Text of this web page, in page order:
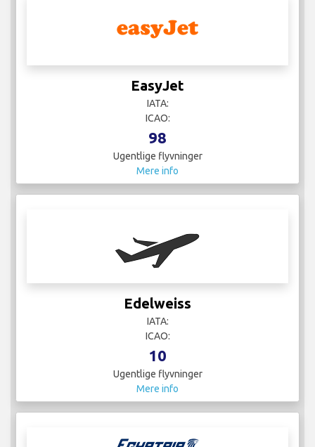
EasyJet
IATA:
ICAO:
98
Ugentlige flyvninger
Mere info
Edelweiss
IATA:
ICAO:
10
Ugentlige flyvninger
Mere info